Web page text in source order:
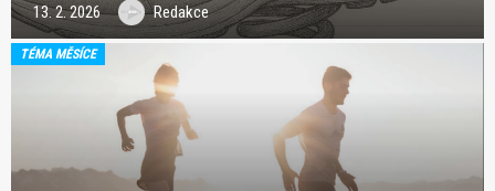
13. 2. 2026 Redakce
TÉMA MĚSÍCE